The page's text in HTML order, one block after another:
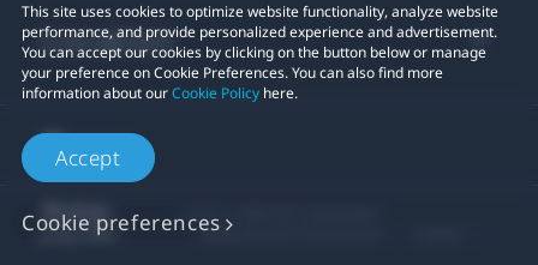
This site uses cookies to optimize website functionality, analyze website
performance, and provide personalized experience and advertisement.
You can accept our cookies by clicking on the button below or manage
your preference on Cookie Preferences. You can also find more
information about ourCookie Policy here.
Accept
Cookie preferences
Location
Юридическое Cоглашение